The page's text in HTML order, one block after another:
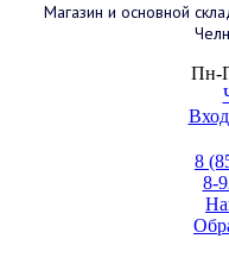
Магазин и основной
Пн-
Вход
8
8-